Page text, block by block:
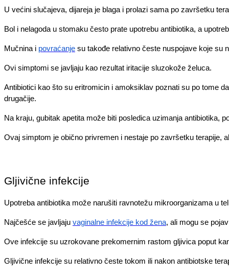
U većini slučajeva, dijareja je blaga i prolazi sama po završetku
Bol i nelagoda u stomaku često prate upotrebu antibiotika, a
Mučnina i povraćanje su takođe relativno česte nuspojave koje su
Ovi simptomi se javljaju kao rezultat iritacije sluzokože želuca.
Antibiotici kao što su eritromicin i amoksiklav poznati su po tome
drugačije.
Na kraju, gubitak apetita može biti posledica uzimanja antibiotika,
Ovaj simptom je obično privremen i nestaje po završetku terapije,
Gljivične infekcije
Upotreba antibiotika može narušiti ravnotežu mikroorganizama u
Najčešće se javljaju vaginalne infekcije kod žena, ali mogu se
Ove infekcije su uzrokovane prekomernim rastom gljivica poput
Gljivične infekcije su relativno česte tokom ili nakon antibiotske